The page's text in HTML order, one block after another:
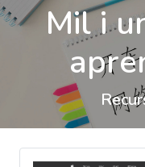
Mil i